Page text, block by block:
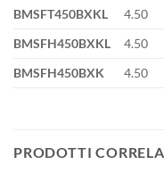
BMSFT450BXKL 4.50
BMSFH450BXKL
4.50
BMSFH450BXK
4.50
PRODOTTI